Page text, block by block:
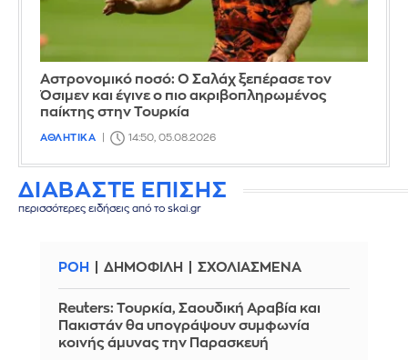
Αστρονομικό ποσό: Ο Σαλάχ ξεπέρασε τον
Όσιμεν και έγινε ο πιο ακριβοπληρωμένος
παίκτης στην Τουρκία
ΑΘΛΗΤΙΚΑ 14:50, 05.08.2026
ΔΙΑΒΑΣΤΕ ΕΠΙΣΗΣ
περισσότερες ειδήσεις από το skai.gr
ΡΟΗ ΔΗΜΟΦΙΛΗ ΣΧΟΛΙΑΣΜΕΝΑ
Reuters: Τουρκία, Σαουδική Αραβία και
Πακιστάν θα υπογράψουν συμφωνία
κοινής άμυνας την Παρασκευή